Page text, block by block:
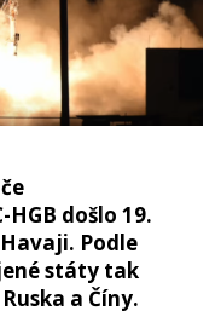
došlo 19.
Podle
státy tak
a Číny.